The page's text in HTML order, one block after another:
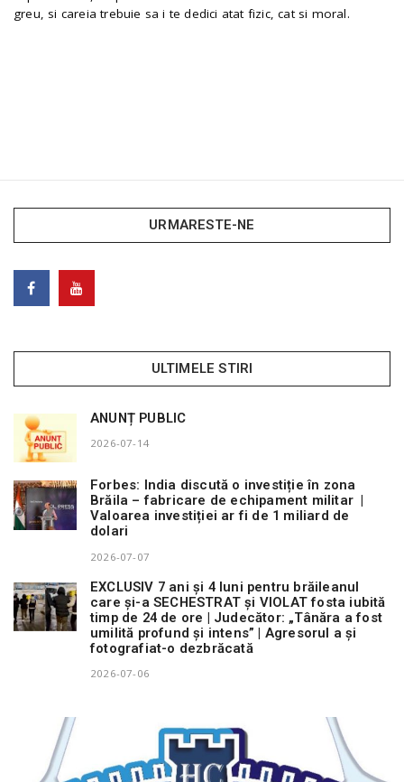
greu, si careia trebuie sa i te dedici atat fizic, cat si moral.
URMARESTE-NE
ULTIMELE STIRI
ANUNȚ PUBLIC
2026-07-14
Forbes: India discută o investiție în zona
Brăila – fabricare de echipament militar |
Valoarea investiției ar fi de 1 miliard de
dolari
2026-07-07
EXCLUSIV 7 ani și 4 luni pentru brăileanul
care și-a SECHESTRAT și VIOLAT fosta iubită
timp de 24 de ore | Judecător: „Tânăra a fost
umilită profund și intens” | Agresorul a și
fotografiat-o dezbrăcată
2026-07-06